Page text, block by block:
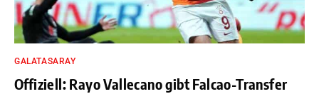
GALATASARAY
Offiziell: Rayo Vallecano gibt Falcao-Transfer